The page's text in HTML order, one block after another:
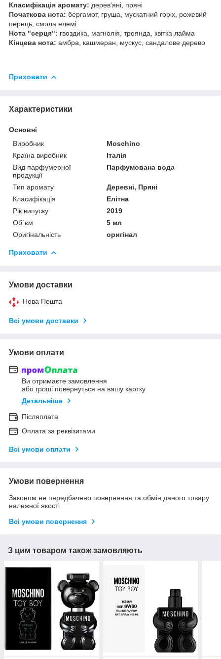
Класифікація аромату: дерев'яні, пряні
Початкова нота: бергамот, груша, мускатний горіх, рожевий
перець, смола елемі
Нота "серця": гвоздика, магнолія, троянда, квітка лайма
Кінцева нота: амбра, кашмеран, мускус, сандалове дерево
Приховати
Характеристики
Основні
Виробник
Moschino
Країна виробник
Італія
Вид парфумерної
продукції
Парфумована вода
Тип аромату
Деревні, Пряні
Класифікація
Елітна
Рік випуску
2019
Об`єм
5 мл
Оригінальність
оригінал
Приховати
Умови доставки
Нова Пошта
Всі умови доставки
Умови оплати
Ви отримаєте замовлення
або гроші повернуться на вашу картку
Детальніше
Післяплата
Оплата за реквізитами
Всі умови оплати
Умови повернення
Законом не передбачено повернення та обмін даного товару
належної якості
Всі умови повернення
З цим товаром також замовляють